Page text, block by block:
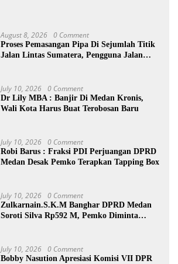
August 8, 2026 0 Comment
Proses Pemasangan Pipa Di Sejumlah Titik
Jalan Lintas Sumatera, Pengguna Jalan
July 10, 2026 0 Comment
Dr Lily MBA : Banjir Di Medan Kronis,
Wali Kota Harus Buat Terobosan Baru
July 10, 2026 0 Comment
Robi Barus : Fraksi PDI Perjuangan DPRD
Medan Desak Pemko Terapkan Tapping Box
July 10, 2026 0 Comment
Zulkarnain.S.K.M Banghar DPRD Medan
Soroti Silva Rp592 M, Pemko Diminta
July 10, 2026 0 Comment
Bobby Nasution Apresiasi Komisi VII DPR